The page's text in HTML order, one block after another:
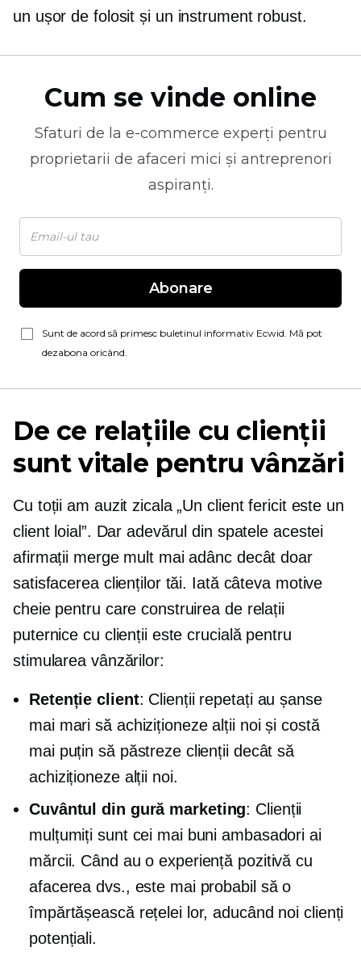
un ușor de folosit și un instrument robust.
Cum se vinde online
Sfaturi de la e-commerce experți pentru
proprietarii de afaceri mici și antreprenori
aspiranți.
Abonare
Sunt de acord să primesc buletinul informativ Ecwid. Mă pot
dezabona oricând.
De ce relațiile cu clienții
sunt vitale pentru vânzări
Cu toții am auzit zicala „Un client fericit este un
client loial”. Dar adevărul din spatele acestei
afirmații merge mult mai adânc decât doar
satisfacerea clienților tăi. Iată câteva motive
cheie pentru care construirea de relații
puternice cu clienții este crucială pentru
stimularea vânzărilor:
Retenție client: Clienții repetați au șanse
mai mari să achiziționeze alții noi și costă
mai puțin să păstreze clienții decât să
achiziționeze alții noi.
Cuvântul din gurămarketing: Clienții
mulțumiți sunt cei mai buni ambasadori ai
mărcii. Când au o experiență pozitivă cu
afacerea dvs., este mai probabil să o
împărtășească rețelei lor, aducând noi clienți
potențiali.